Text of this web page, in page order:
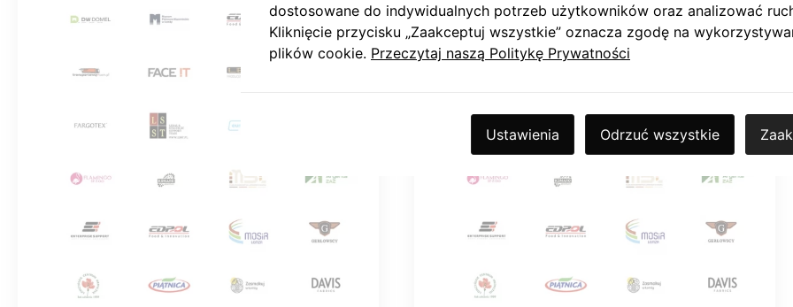
dostosowane do indywidualnych potrzeb użytkowników oraz analizować
Kliknięcie przycisku „Zaakceptuj wszystkie” oznacza zgodę na
plików cookie. Przeczytaj naszą Politykę Prywatności
Ustawienia Odrzuć wszystkie